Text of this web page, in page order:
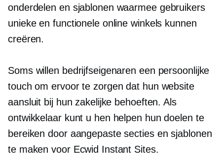
onderdelen en sjablonen waarmee gebruikers
unieke en functionele online winkels kunnen
creëren.
Soms willen bedrijfseigenaren een persoonlijke
touch om ervoor te zorgen dat hun website
aansluit bij hun zakelijke behoeften. Als
ontwikkelaar kunt u hen helpen hun doelen te
bereiken door aangepaste secties en sjablonen
te maken voor Ecwid Instant Sites.